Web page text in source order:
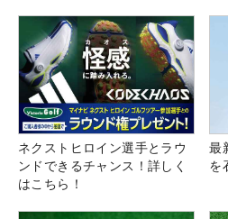
ネクストヒロイン選手とラウ
ンドできるチャンス！詳しく
はこちら！
最
を